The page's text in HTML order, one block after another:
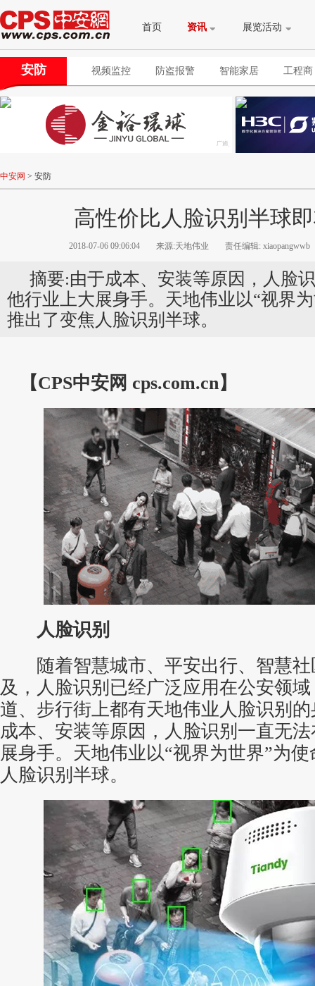
首页 资讯 展览活动
安防 视频监控 防盗报警 智能家居 工程商
中安网 > 安防
高性价比人脸识别半球
2018-07-06 09:06:04 来源:天地伟业 责任编辑: xiaopangwwb
摘要:由于成本、安装等原因，人脸
他行业上大展身手。天地伟业以“视界
推出了变焦人脸识别半球。
【CPS中安网 cps.com.cn】
人脸识别
随着智慧城市、平安出行、智慧社
及，人脸识别已经广泛应用在公安领
道、步行街上都有天地伟业人脸识别
成本、安装等原因，人脸识别一直无
展身手。天地伟业以“视界为世界”为
人脸识别半球。